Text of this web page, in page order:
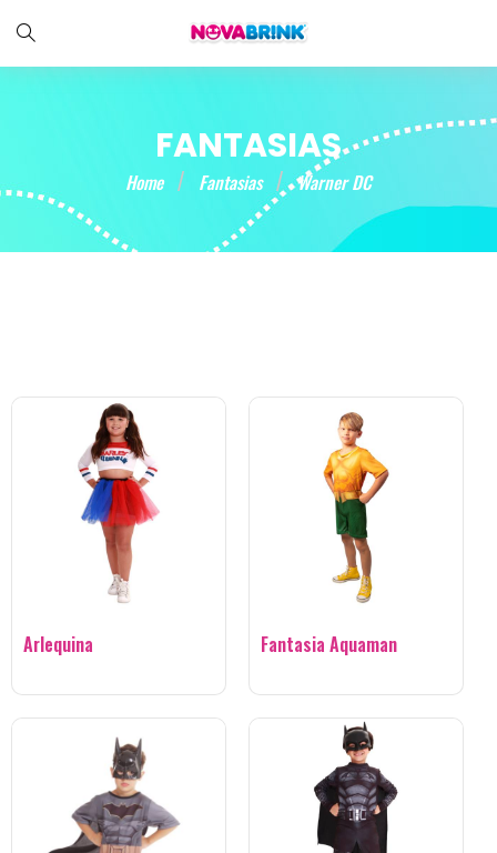
FANTASIAS
Home Fantasias Warner DC
Arlequina Fantasia Aquaman